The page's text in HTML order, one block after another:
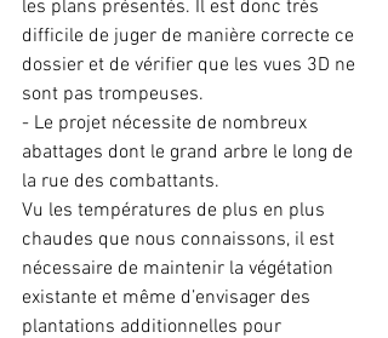
les plans présentés. Il est donc très
difficile de juger de manière correcte ce
dossier et de vérifier que les vues 3D ne
sont pas trompeuses.
- Le projet nécessite de nombreux
abattages dont le grand arbre le long de
la rue des combattants.
Vu les températures de plus en plus
chaudes que nous connaissons, il est
nécessaire de maintenir la végétation
existante et même d’envisager des
plantations additionnelles pour